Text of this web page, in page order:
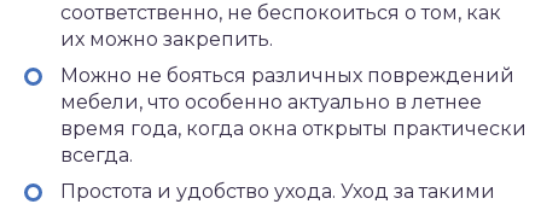
соответственно, не беспокоиться о том, как
их можно закрепить.
Можно не бояться различных повреждений
мебели, что особенно актуально в летнее
время года, когда окна открыты практически
всегда.
Простота и удобство ухода. Уход за такими